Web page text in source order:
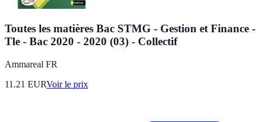
Toutes les matières Bac STMG - Gestion et Finance -
Tle - Bac 2020 - 2020 (03) - Collectif
Ammareal FR
11.21 EURVoir le prix